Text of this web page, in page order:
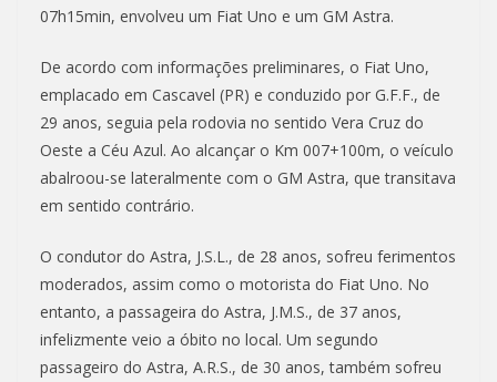
07h15min, envolveu um Fiat Uno e um GM Astra.
De acordo com informações preliminares, o Fiat Uno,
emplacado em Cascavel (PR) e conduzido por G.F.F., de
29 anos, seguia pela rodovia no sentido Vera Cruz do
Oeste a Céu Azul. Ao alcançar o Km 007+100m, o veículo
abalroou-se lateralmente com o GM Astra, que transitava
em sentido contrário.
O condutor do Astra, J.S.L., de 28 anos, sofreu ferimentos
moderados, assim como o motorista do Fiat Uno. No
entanto, a passageira do Astra, J.M.S., de 37 anos,
infelizmente veio a óbito no local. Um segundo
passageiro do Astra, A.R.S., de 30 anos, também sofreu